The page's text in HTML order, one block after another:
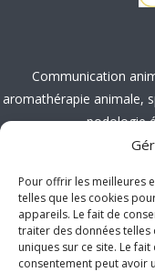
Pour offrir les meilleures
telles que les cookies
appareils. Le fait de
traiter des données telles
uniques sur ce site. Le
consentement peut avoir
Communication
aromathérapie animale,
podologie
http://
2 Rue